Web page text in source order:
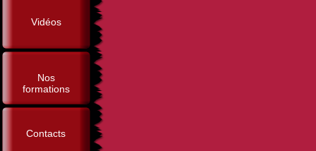
Vidéos
Nos
formations
Contacts